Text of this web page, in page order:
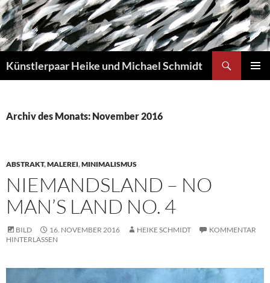
Zum
Inhalt
springen
Künstlerpaar Heike und Michael Schmidt
Archiv des Monats: November 2016
ABSTRAKT,MALEREI,MINIMALISMUS
NIEMANDSLAND – NO
MAN’S LAND NO. 4
BILD 16. NOVEMBER 2016 HEIKE SCHMIDT
KOMMENTAR
HINTERLASSEN